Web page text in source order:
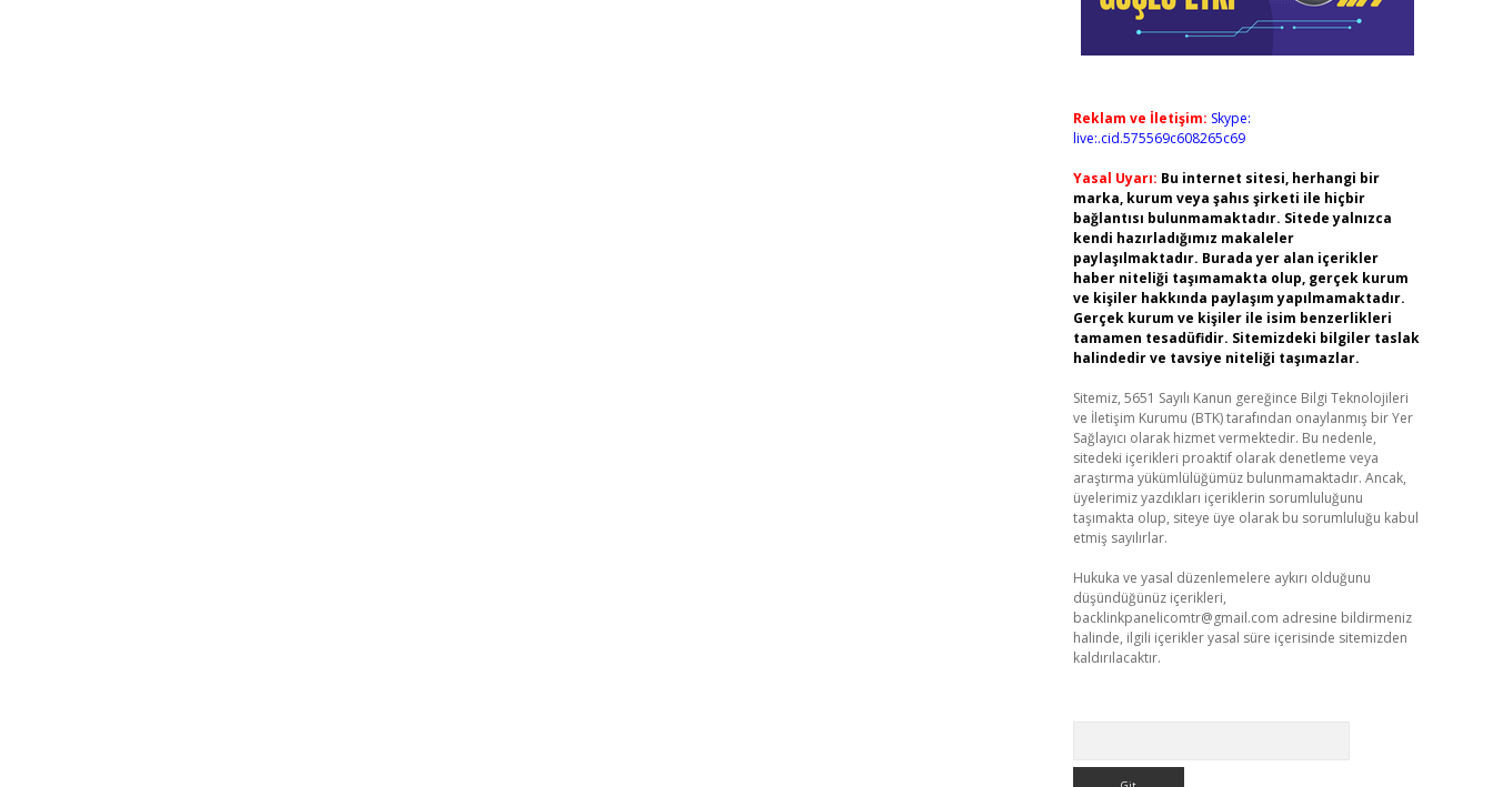
Reklam ve İletişim: Skype:
live:.cid.575569c608265c69
Yasal Uyarı: Bu internet sitesi, herhangi bir
marka, kurum veya şahıs şirketi ile hiçbir
bağlantısı bulunmamaktadır. Sitede yalnızca
kendi hazırladığımız makaleler
paylaşılmaktadır. Burada yer alan içerikler
haber niteliği taşımamakta olup, gerçek kurum
ve kişiler hakkında paylaşım yapılmamaktadır.
Gerçek kurum ve kişiler ile isim benzerlikleri
tamamen tesadüfidir. Sitemizdeki bilgiler taslak
halindedir ve tavsiye niteliği taşımazlar.
Sitemiz, 5651 Sayılı Kanun gereğince Bilgi Teknolojileri
ve İletişim Kurumu (BTK) tarafından onaylanmış bir Yer
Sağlayıcı olarak hizmet vermektedir. Bu nedenle,
sitedeki içerikleri proaktif olarak denetleme veya
araştırma yükümlülüğümüz bulunmamaktadır. Ancak,
üyelerimiz yazdıkları içeriklerin sorumluluğunu
taşımakta olup, siteye üye olarak bu sorumluluğu kabul
etmiş sayılırlar.
Hukuka ve yasal düzenlemelere aykırı olduğunu
düşündüğünüz içerikleri,
backlinkpanelicomtr@gmail.com adresine bildirmeniz
halinde, ilgili içerikler yasal süre içerisinde sitemizden
kaldırılacaktır.